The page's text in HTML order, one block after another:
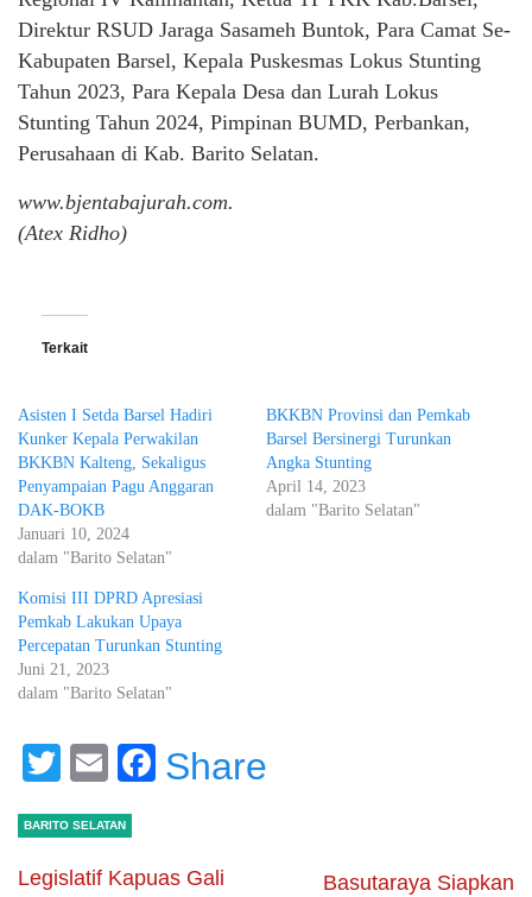
Direktur RSUD Jaraga Sasameh Buntok, Para Camat Se-
Kabupaten Barsel, Kepala Puskesmas Lokus Stunting
Tahun 2023, Para Kepala Desa dan Lurah Lokus
Stunting Tahun 2024, Pimpinan BUMD, Perbankan,
Perusahaan di Kab. Barito Selatan.
www.bjentabajurah.com.
(Atex Ridho)
Terkait
Asisten I Setda Barsel Hadiri
Kunker Kepala Perwakilan
BKKBN Kalteng, Sekaligus
Penyampaian Pagu Anggaran
DAK-BOKB
Januari 10, 2024
dalam "Barito Selatan"
BKKBN Provinsi dan Pemkab
Barsel Bersinergi Turunkan
Angka Stunting
April 14, 2023
dalam "Barito Selatan"
Komisi III DPRD Apresiasi
Pemkab Lakukan Upaya
Percepatan Turunkan Stunting
Juni 21, 2023
dalam "Barito Selatan"
Twitter
EmailFacebook
Share
BARITO SELATAN
Legislatif Kapuas Gali
Basutaraya Siapkan